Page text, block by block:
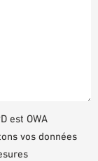
est OWA
vos données